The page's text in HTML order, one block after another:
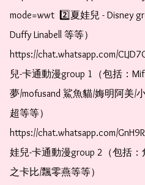
mode=wwt  2️⃣夏娃兒 - Disney
Duffy Linabell 等等）
https://chat.whatsapp.com/
兒-卡通動漫group 1（包括：
夢/mofusand 鯊魚貓/娒明阿美/
超等等）
https://chat.whatsapp.com/
娃兒-卡通動漫group 2（包括
之卡比/飄零燕等等）